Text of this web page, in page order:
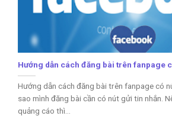
Hướng dẫn cách đăng bài trên fanpage
Hướng dẫn cách đăng bài trên fanpage có
sao mình đăng bài cần có nút gửi tin nhắn.
quảng cáo thì...